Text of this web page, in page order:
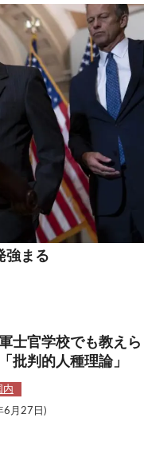
強まる
士官学校でも教えら
批判的人種理論」
内
6月27日)